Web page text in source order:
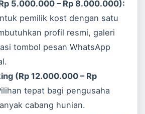
5.000.000 – Rp 8.000.000):
pemilik kost dengan satu
profil resmi, galeri
tombol pesan WhatsApp
(Rp 12.000.000 – Rp
tepat bagi pengusaha
cabang hunian.